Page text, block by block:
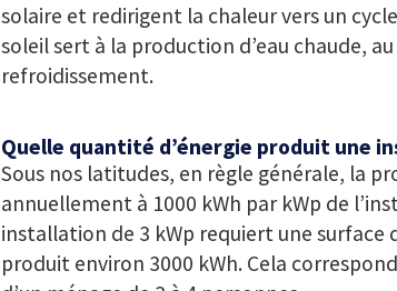
solaire et redirigent la chaleur vers un
soleil sert à la production d’eau chaude,
refroidissement.
Quelle quantité d’énergie produit une
Sous nos latitudes, en règle générale, la
annuellement à 1000 kWh par kWp de
installation de 3 kWp requiert une surface
produit environ 3000 kWh. Cela